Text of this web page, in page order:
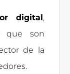
digital,
que son
de la